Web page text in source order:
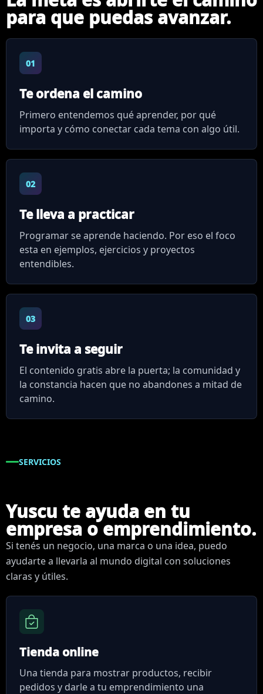
para que puedas avanzar.
01
Te ordena el camino
Primero entendemos qué aprender, por qué
importa y cómo conectar cada tema con algo útil.
02
Te lleva a practicar
Programar se aprende haciendo. Por eso el foco
esta en ejemplos, ejercicios y proyectos
entendibles.
03
Te invita a seguir
El contenido gratis abre la puerta; la comunidad y
la constancia hacen que no abandones a mitad de
camino.
SERVICIOS
Yuscu te ayuda en tu
empresa o emprendimiento.
Si tenés un negocio, una marca o una idea, puedo
ayudarte a llevarla al mundo digital con soluciones
claras y útiles.
Tienda online
Una tienda para mostrar productos, recibir
pedidos y darle a tu emprendimiento una